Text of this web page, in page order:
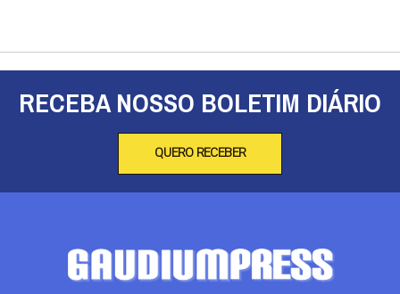
Cardeal Sarah alerta: sinodalidade e paganismo
causam erosão da Igreja por dentro
Sinodalidade sem limites suficientemente definidos, abertura a
elementos pagãos, banalização da liturgia e tentativa de ruptura